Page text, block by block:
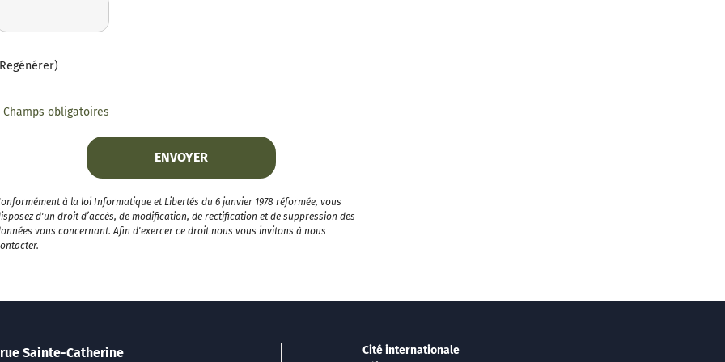
Champs obligatoires
à la loi Informatique et Libertés du 6 janvier 1978 réformée, vous
d'un droit d’accès, de modification, de rectification et de suppression des
vous concernant. Afin d'exercer ce droit nous vous invitons à nous
rue Sainte-Catherine
Cité internationale